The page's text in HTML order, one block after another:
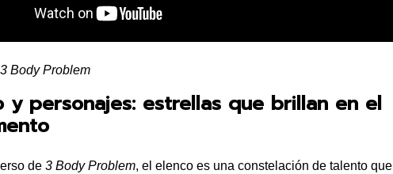
Body Problem
y personajes: estrellas que brillan en el
de 3 Body Problem, el elenco es una constelación de talento que